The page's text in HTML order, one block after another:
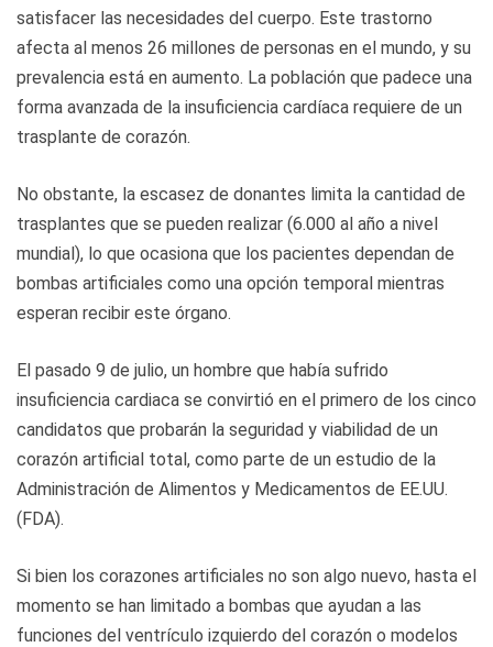
satisfacer las necesidades del cuerpo. Este trastorno
afecta al menos 26 millones de personas en el mundo, y su
prevalencia está en aumento. La población que padece una
forma avanzada de la insuficiencia cardíaca requiere de un
trasplante de corazón.
No obstante, la escasez de donantes limita la cantidad de
trasplantes que se pueden realizar (6.000 al año a nivel
mundial), lo que ocasiona que los pacientes dependan de
bombas artificiales como una opción temporal mientras
esperan recibir este órgano.
El pasado 9 de julio, un hombre que había sufrido
insuficiencia cardiaca se convirtió en el primero de los cinco
candidatos que probarán la seguridad y viabilidad de un
corazón artificial total, como parte de un estudio de la
Administración de Alimentos y Medicamentos de EE.UU.
(FDA).
Si bien los corazones artificiales no son algo nuevo, hasta el
momento se han limitado a bombas que ayudan a las
funciones del ventrículo izquierdo del corazón o modelos